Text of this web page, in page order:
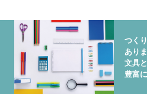
つく
ありま
文具
豊富